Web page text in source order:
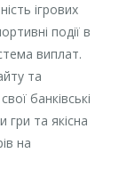
ігрових
події в
виплат.
та
банківські
гри та якісна
на